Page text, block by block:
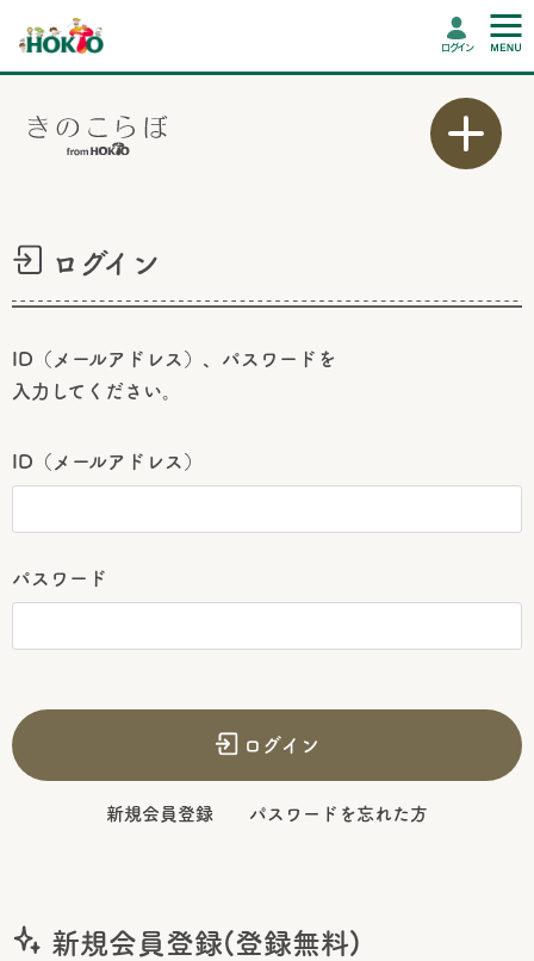
ログイン
ログイン
ID（メールアドレス）、パスワードを
入力してください。
ID（メールアドレス）
パスワード
ログイン
新規会員登録 パスワードを忘れた方
新規会員登録(登録無料)